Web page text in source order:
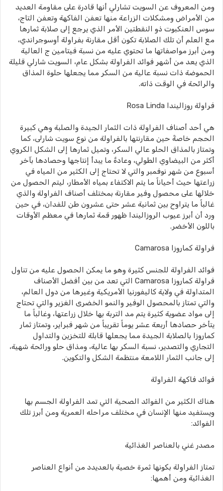
ومن المعروف عن السويت تشارلي أنها قادرة على مقاومة العديد
من الأمراض ومشكلات الزراعة منها تعفن الفاكهة وتعفن التاج،
سوس العنكبوت ذو النقطتين الأمر الذي يرجع إلى صلابة ثمارها
مع العلم أن تلك الصلابة تكون أقل مقارنة بفراولة أوسوجراندي،
ومن أبرز مواصفاتها ما تحتوي عليه من نسبة فيتامين ج العالية
الذي يعد من أشهر فوائد الفراولة بشكل عام، السويت شارلي قليلة
الحموضة ذات نسبة عالية من السكر مما يجعلها حلوة المذاق
والرائحة في الوقت ذاته.
فراولة روزاليندا Rosa Linda
هي أحد أصناف الفراولة ذات الثمار الجيدة والصلبة وهي كبيرة
الحجم خاصةً حين مقارنتها بالفراولة من نوع سويت شارلى، كما
وتمتاز بالمذاق الحلو عالي السكر، وتميل ثمارها إلى الشكل الكروي
أكثر من البيضاوي الطولي، وعادةً ما يبدأ إنتاجها وحصادها بآخر
أسبوع من شهر نوفمبر والتي لا تحتاج إلى الكثير من المياه في
زراعتها حيث أحياناً ما يتم الاكتفاء بمياه الأمطار، ليتم الحصول من
خلالها على محصول وفير مقارنة بمختلف أصناف الفراولة والذي
غالباً ما يتراوح بين ثمانية عشر حتى عشرون طن للفدان، في حين
ورد أن أبرز عيوب الروزاليندا ظهور قمة ثمارها في معظم الأوقات
باللون الأخضر.
فراولة كماروزا Camarosa
فوائد الفراولة للجنس كثيرة وهو ما يمكن الحصول عليه من تناول
فراولة كماروزا Camarosa التي تعد من بين أفضل الأصناف
المتداولة في ولاية كاليفورنيا الأمريكية وغيرها من دول العالم،
والتي تمتاز بالمحصول الوفير والنمو الخضرى الغزير والتي تحتاج
إلى مواد عضوية كثيرة يتم مد التربة بها خلال زراعتها، وغالباً ما
يتأخر حصادها أربعة عشر يوماً تقريباً من شهر فبراير، وتمتاز ثمار
كماروزا بالصلابة الجيدة مما يجعلها قابلة للتخزين والتداول
التجاري والتصدير، نسبة السكر بها عالية، ومذاق حلو ورائحة شهية،
إلى جانب الثمار اللامعة منتظمة الشكل والتكوين.
فوائد فاكهة الفراولة
هناك الكثير من الفوائد الصحية التي تمد الفراولة الجسم بها
ويستفيد منها الإنسان في مختلف مراحله العمرية ومن أبرز تلك
الفوائد:
مصدر غني بالعناصر الغذائية
تمتاز الفراولة بكونها ثمرة خصية بالعديدد من أنواع العناصر
الغذائية ومن أهمها: